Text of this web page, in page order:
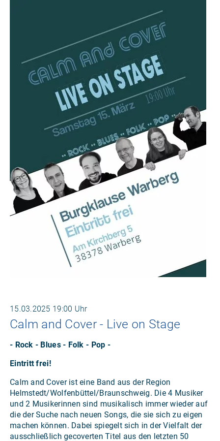
15.03.2025 19:00 Uhr
Calm and Cover - Live on Stage
- Rock - Blues - Folk - Pop -
Eintritt frei!
Calm and Cover ist eine Band aus der Region
Helmstedt/Wolfenbüttel/Braunschweig. Die 4 Musiker
und 2 Musikerinnen sind musikalisch immer wieder auf
die der Suche nach neuen Songs, die sie sich zu eigen
machen können. Dabei spiegelt sich in der Vielfalt der
ausschließlich gecoverten Titel aus den letzten 50